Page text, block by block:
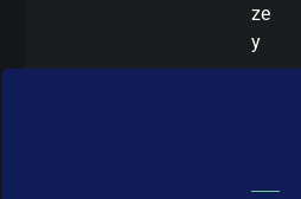
ze
y